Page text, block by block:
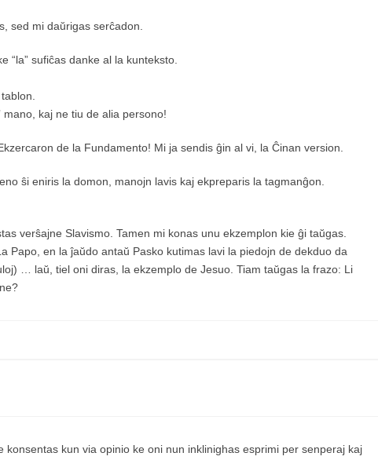
sed mi daŭrigas serĉadon.
“la” sufiĉas danke al la kunteksto.
mano, kaj ne tiu de alia persono!
de la Fundamento! Mi ja sendis ĝin al vi, la Ĉinan version.
ŝi eniris la domon, manojn lavis kaj ekpreparis la tagmanĝon.
verŝajne Slavismo. Tamen mi konas unu ekzemplon kie ĝi taŭgas.
Papo, en la ĵaŭdo antaŭ Pasko kutimas lavi la piedojn de dekduo da
… laŭ, tiel oni diras, la ekzemplo de Jesuo. Tiam taŭgas la frazo: Li
konsentas kun via opinio ke oni nun inklinighas esprimi per senperaj kaj